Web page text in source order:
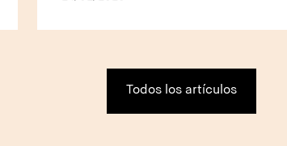
Todos los artículos